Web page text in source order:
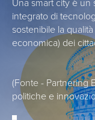
Una smart city è un
integrato di
sostenibile la
economica) dei
(Fonte - Partnering
politiche e